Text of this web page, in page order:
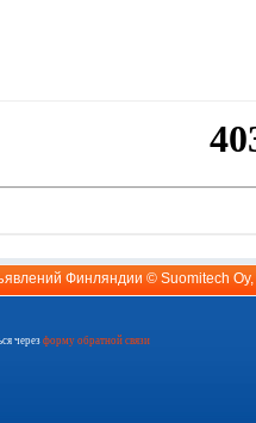
Финляндии © Suomitech Oy
через форму обратной связи